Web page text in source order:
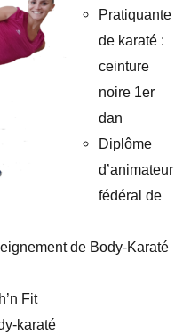
Pratiquante
de karaté :
ceinture
noire 1er
dan
Diplôme
d’animateur
fédéral de
de Body-Karaté
Fit
karaté